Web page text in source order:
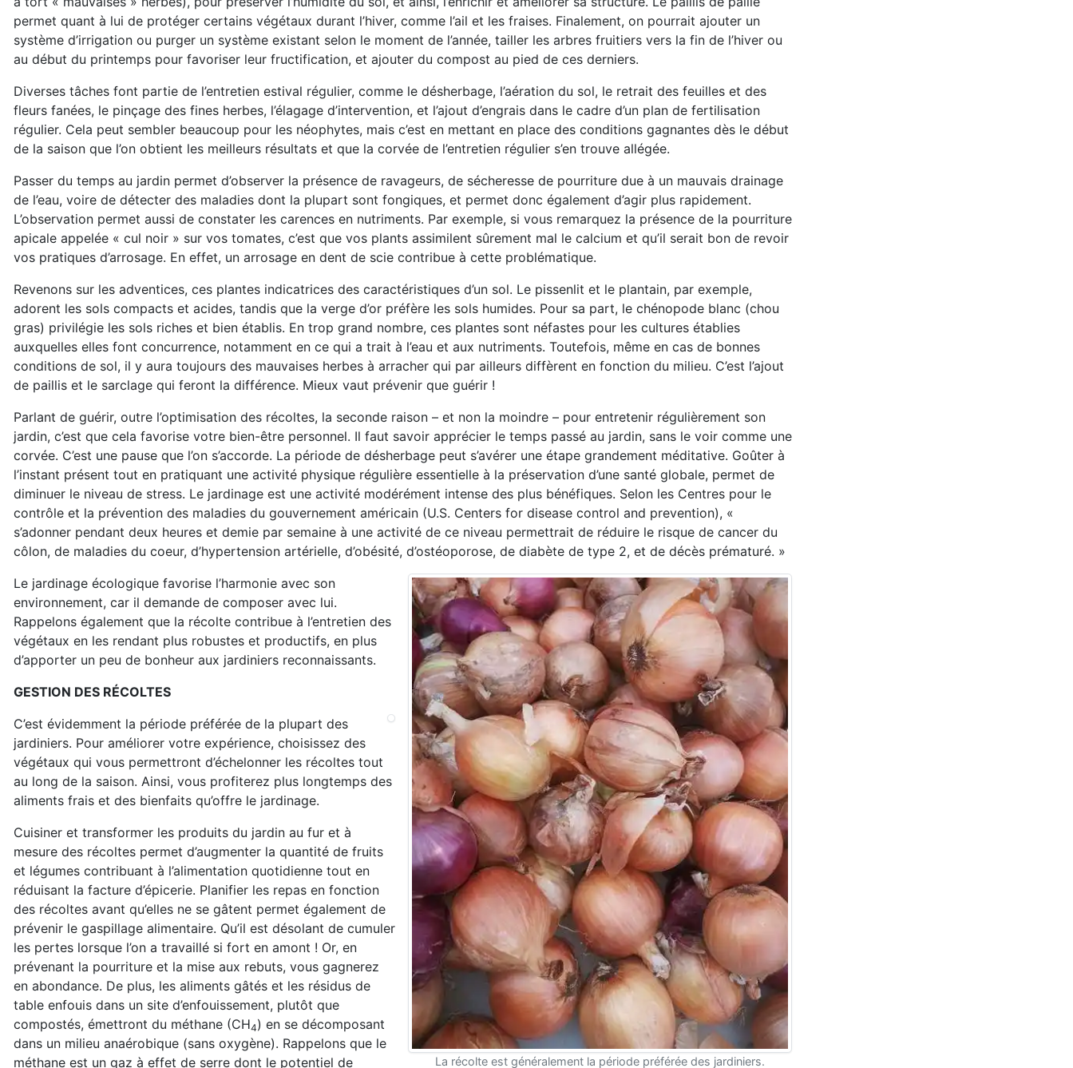
permet quant à lui de protéger certains végétaux durant l’hiver, comme l’ail et les fraises. Finalement, on pourrait ajouter un
système d’irrigation ou purger un système existant selon le moment de l’année, tailler les arbres fruitiers vers la fin de l’hiver ou
au début du printemps pour favoriser leur fructification, et ajouter du compost au pied de ces derniers.
Diverses tâches font partie de l’entretien estival régulier, comme le désherbage, l’aération du sol, le retrait des feuilles et des
fleurs fanées, le pinçage des fines herbes, l’élagage d’intervention, et l’ajout d’engrais dans le cadre d’un plan de fertilisation
régulier. Cela peut sembler beaucoup pour les néophytes, mais c’est en mettant en place des conditions gagnantes dès le début
de la saison que l’on obtient les meilleurs résultats et que la corvée de l’entretien régulier s’en trouve allégée.
Passer du temps au jardin permet d’observer la présence de ravageurs, de sécheresse de pourriture due à un mauvais drainage
de l’eau, voire de détecter des maladies dont la plupart sont fongiques, et permet donc également d’agir plus rapidement.
L’observation permet aussi de constater les carences en nutriments. Par exemple, si vous remarquez la présence de la pourriture
apicale appelée « cul noir » sur vos tomates, c’est que vos plants assimilent sûrement mal le calcium et qu’il serait bon de revoir
vos pratiques d’arrosage. En effet, un arrosage en dent de scie contribue à cette problématique.
Revenons sur les adventices, ces plantes indicatrices des caractéristiques d’un sol. Le pissenlit et le plantain, par exemple,
adorent les sols compacts et acides, tandis que la verge d’or préfère les sols humides. Pour sa part, le chénopode blanc (chou
gras) privilégie les sols riches et bien établis. En trop grand nombre, ces plantes sont néfastes pour les cultures établies
auxquelles elles font concurrence, notamment en ce qui a trait à l’eau et aux nutriments. Toutefois, même en cas de bonnes
conditions de sol, il y aura toujours des mauvaises herbes à arracher qui par ailleurs diffèrent en fonction du milieu. C’est l’ajout
de paillis et le sarclage qui feront la différence. Mieux vaut prévenir que guérir !
Parlant de guérir, outre l’optimisation des récoltes, la seconde raison – et non la moindre – pour entretenir régulièrement son
jardin, c’est que cela favorise votre bien-être personnel. Il faut savoir apprécier le temps passé au jardin, sans le voir comme une
corvée. C’est une pause que l’on s’accorde. La période de désherbage peut s’avérer une étape grandement méditative. Goûter à
l’instant présent tout en pratiquant une activité physique régulière essentielle à la préservation d’une santé globale, permet de
diminuer le niveau de stress. Le jardinage est une activité modérément intense des plus bénéfiques. Selon les Centres pour le
contrôle et la prévention des maladies du gouvernement américain (U.S. Centers for disease control and prevention), «
s’adonner pendant deux heures et demie par semaine à une activité de ce niveau permettrait de réduire le risque de cancer du
côlon, de maladies du coeur, d’hypertension artérielle, d’obésité, d’ostéoporose, de diabète de type 2, et de décès prématuré. »
La récolte est généralement la période préférée des jardiniers.
Le jardinage écologique favorise l’harmonie avec son
environnement, car il demande de composer avec lui.
Rappelons également que la récolte contribue à l’entretien des
végétaux en les rendant plus robustes et productifs, en plus
d’apporter un peu de bonheur aux jardiniers reconnaissants.
GESTION DES RÉCOLTES
C’est évidemment la période préférée de la plupart des
jardiniers. Pour améliorer votre expérience, choisissez des
végétaux qui vous permettront d’échelonner les récoltes tout
au long de la saison. Ainsi, vous profiterez plus longtemps des
aliments frais et des bienfaits qu’offre le jardinage.
Cuisiner et transformer les produits du jardin au fur et à
mesure des récoltes permet d’augmenter la quantité de fruits
et légumes contribuant à l’alimentation quotidienne tout en
réduisant la facture d’épicerie. Planifier les repas en fonction
des récoltes avant qu’elles ne se gâtent permet également de
prévenir le gaspillage alimentaire. Qu’il est désolant de cumuler
les pertes lorsque l’on a travaillé si fort en amont ! Or, en
prévenant la pourriture et la mise aux rebuts, vous gagnerez
en abondance. De plus, les aliments gâtés et les résidus de
table enfouis dans un site d’enfouissement, plutôt que
compostés, émettront du méthane (CH4) en se décomposant
dans un milieu anaérobique (sans oxygène). Rappelons que le
méthane est un gaz à effet de serre dont le potentiel de